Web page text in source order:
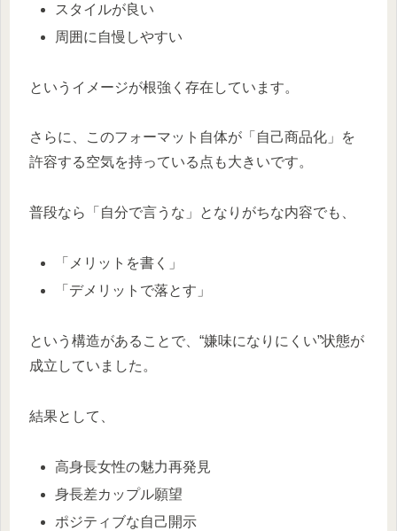
スタイルが良い
周囲に自慢しやすい
というイメージが根強く存在しています。
さらに、このフォーマット自体が「自己商品化」を
許容する空気を持っている点も大きいです。
普段なら「自分で言うな」となりがちな内容でも、
「メリットを書く」
「デメリットで落とす」
という構造があることで、“嫌味になりにくい”状態が
成立していました。
結果として、
高身長女性の魅力再発見
身長差カップル願望
ポジティブな自己開示